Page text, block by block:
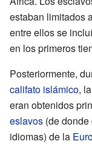
estaban limitados
entre ellos se
en los primeros
Posteriormente,
califato islámico,
eran obtenidos
eslavos (de
idiomas) de la